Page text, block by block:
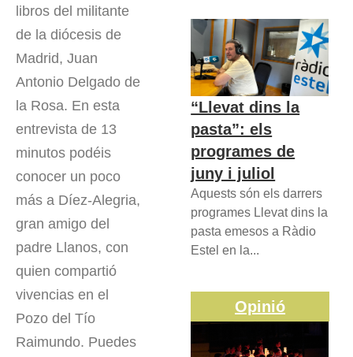
libros del militante
de la diócesis de
Madrid, Juan
Antonio Delgado de
la Rosa. En esta
entrevista de 13
minutos podéis
conocer un poco
más a Díez-Alegria,
gran amigo del
padre Llanos, con
quien compartió
vivencias en el
Pozo del Tío
Raimundo. Puedes
“Llevat dins la
pasta”: els
programes de
juny i juliol
Aquests són els darrers
programes Llevat dins la
pasta emesos a Ràdio
Estel en la...
Opinió